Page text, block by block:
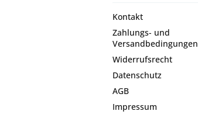
Kontakt
Zahlungs- und
Versandbedingungen
Widerrufsrecht
Datenschutz
AGB
Impressum